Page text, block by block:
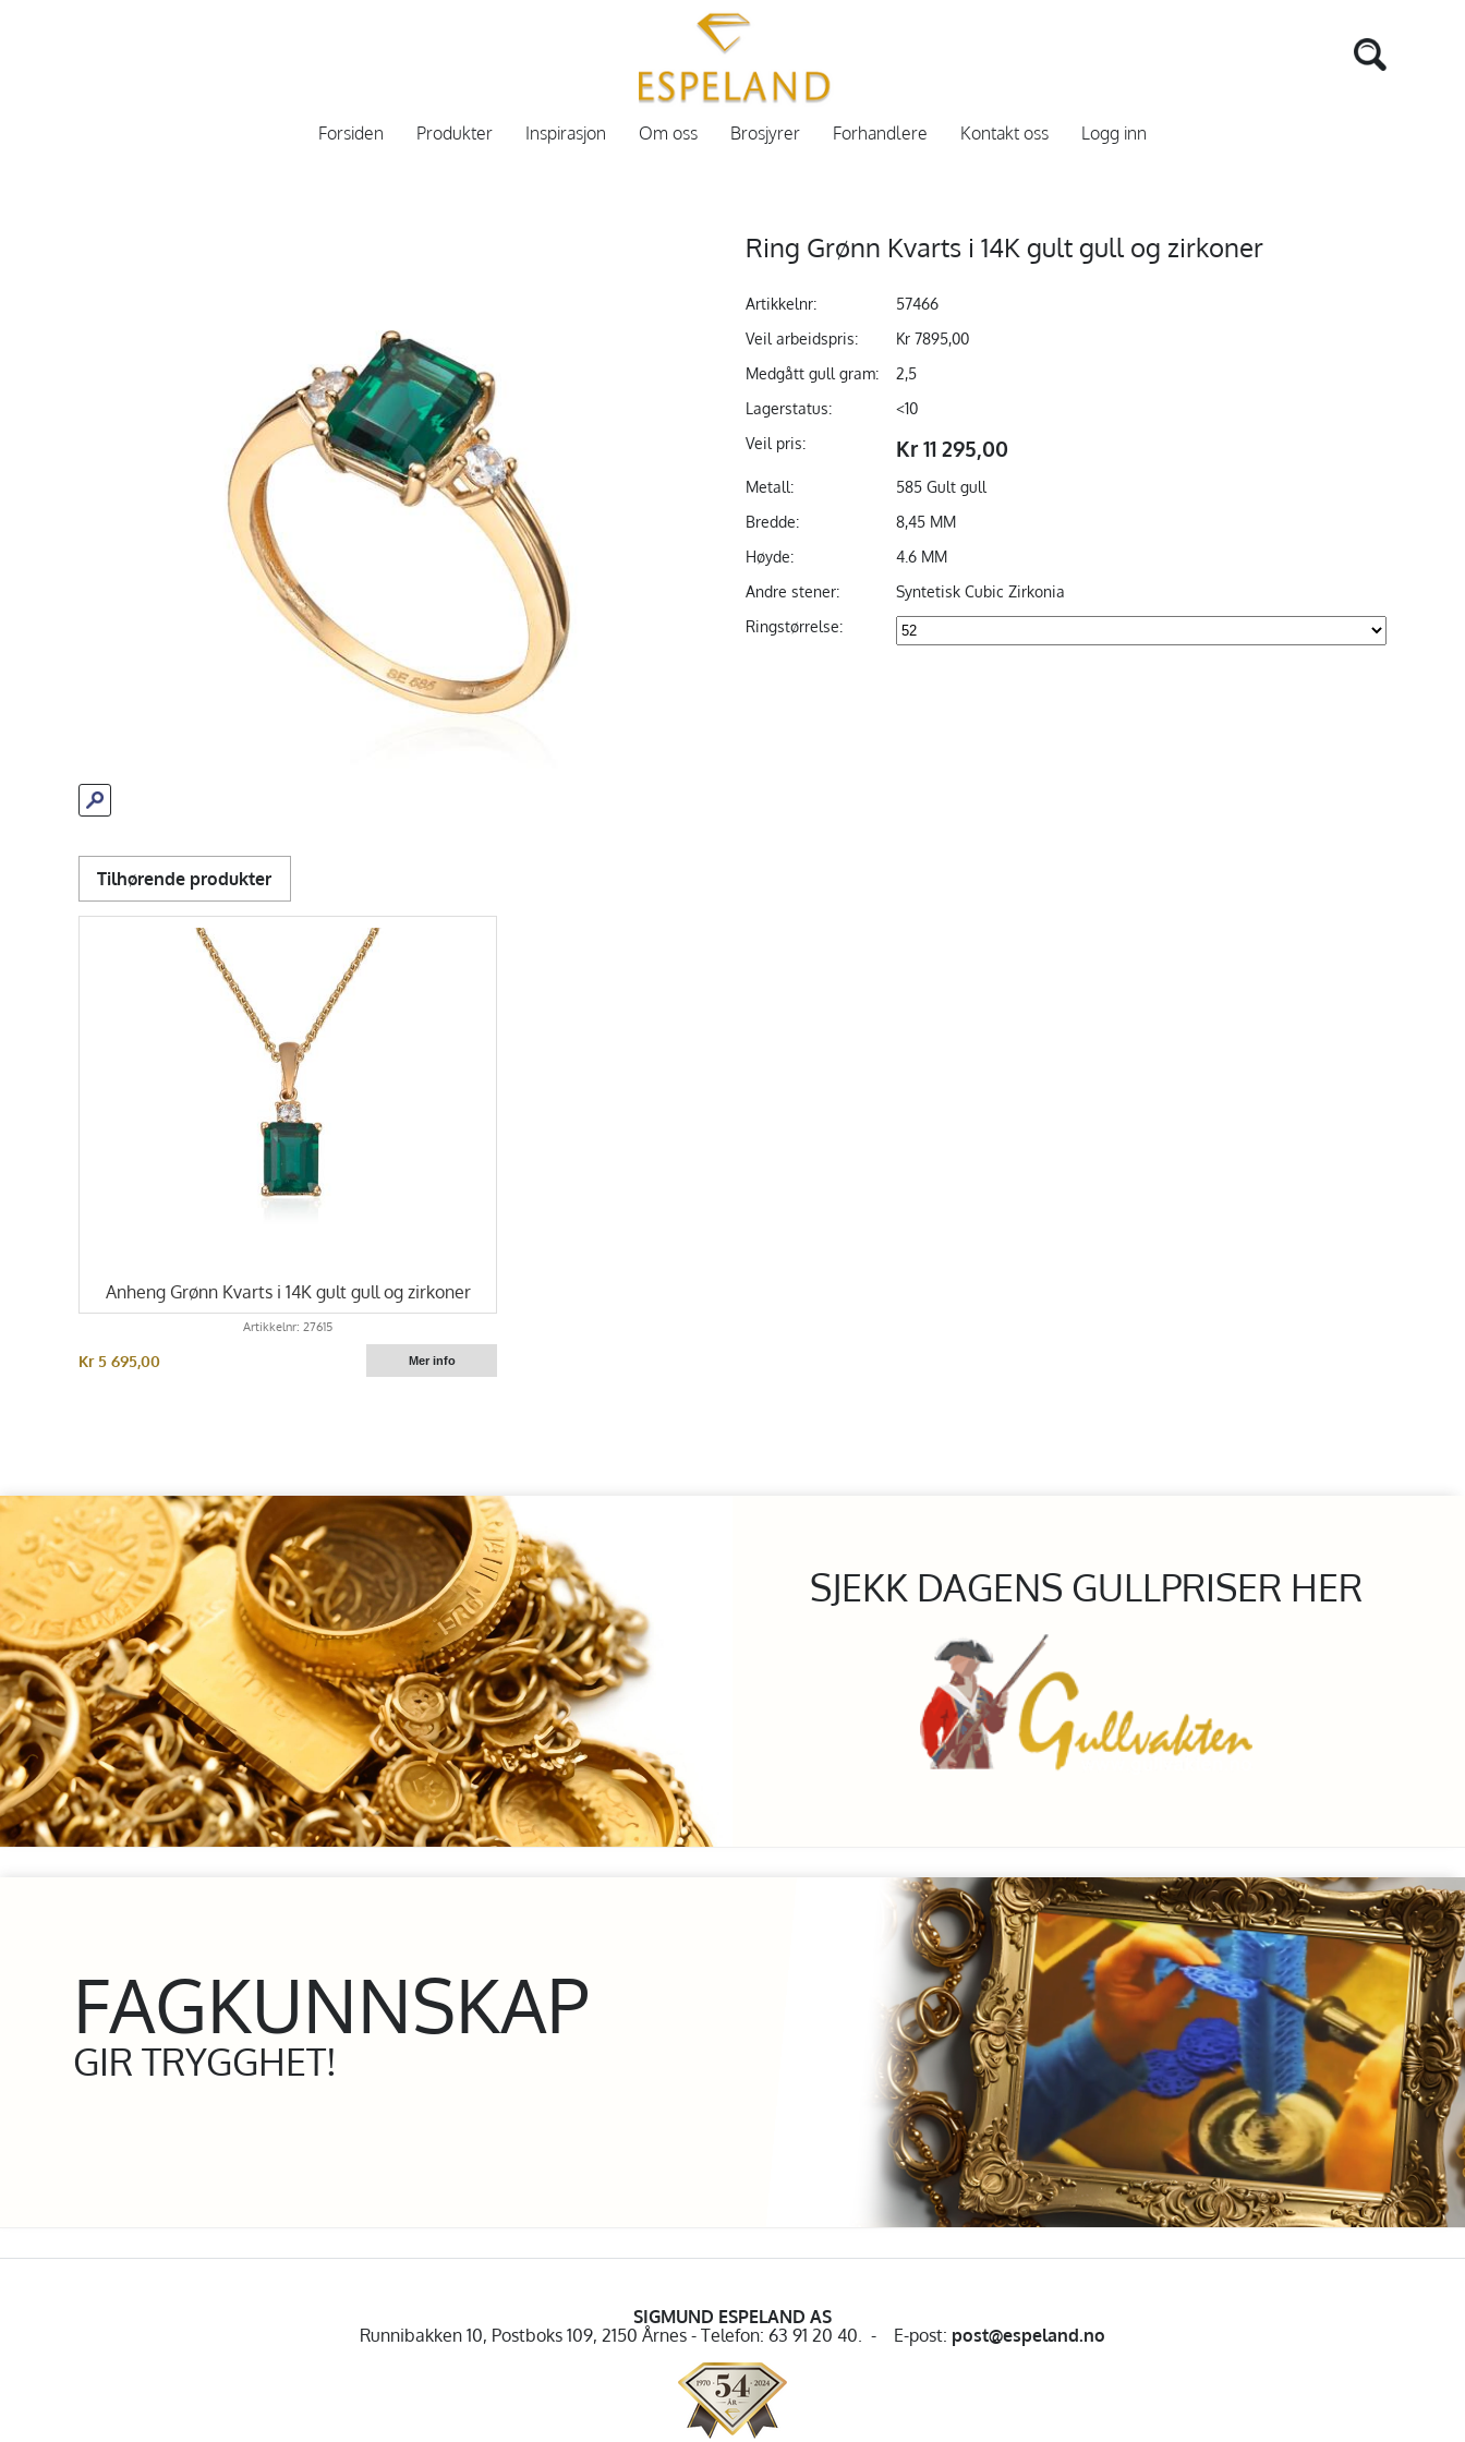
Forsiden Produkter Inspirasjon Om oss Brosjyrer Forhandlere Kontakt oss Logg inn
Ring Grønn Kvarts i 14K gult gull og zirkoner
Artikkelnr:
57466
Veil arbeidspris:
Kr 7895,00
Medgått gull gram:
2,5
Lagerstatus:
<10
Veil pris:
Kr 11 295,00
Metall:
585 Gult gull
Bredde:
8,45 MM
Høyde:
4.6 MM
Andre stener:
Syntetisk Cubic Zirkonia
Ringstørrelse:
Tilhørende produkter
Anheng Grønn Kvarts i 14K gult gull og zirkoner
Artikkelnr: 27615
Kr 5 695,00
SJEKK DAGENS GULLPRISER HER
FAGKUNNSKAP
GIR TRYGGHET!
SIGMUND ESPELAND AS
Runnibakken 10, Postboks 109, 2150 Årnes - Telefon: 63 91 20 40. - E-post: post@espeland.no